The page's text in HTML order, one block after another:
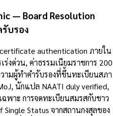
— Board Resolution
บรอง
authentication ภายใน
งด่วน, ค่าธรรมเนียมราชการ 200
มผู้ทำคำรับรองที่ขึ้นทะเบียนสภา
นักแปล NAATI duly verified,
พาะ การจดทะเบียนสมรสกับชาว
Status จากสถานกงสุลของ